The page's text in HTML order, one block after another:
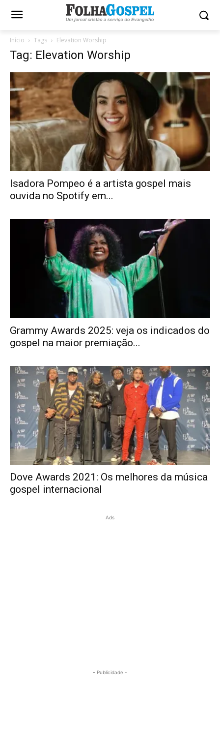
Início Tags Elevation Worship
Tag: Elevation Worship
Isadora Pompeo é a artista gospel mais
ouvida no Spotify em...
Grammy Awards 2025: veja os indicados do
gospel na maior premiação...
Dove Awards 2021: Os melhores da música
gospel internacional
Ads
- Publicidade -